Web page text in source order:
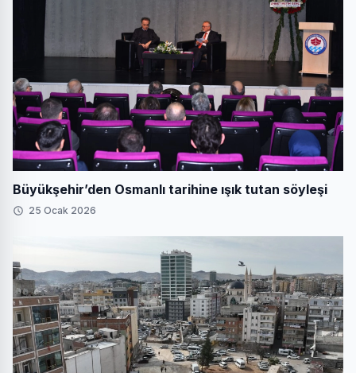
Büyükşehir’den Osmanlı tarihine ışık tutan söyleşi
25 Ocak 2026